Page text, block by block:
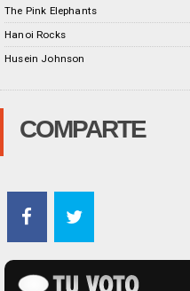
The Pink Elephants
Hanoi Rocks
Husein Johnson
COMPARTE